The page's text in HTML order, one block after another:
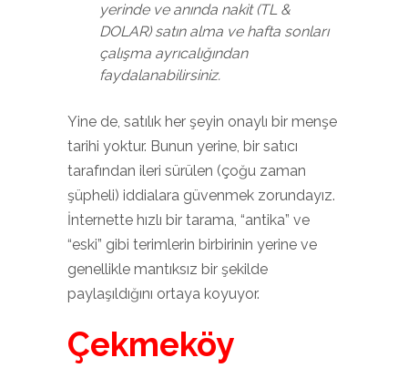
yerinde ve anında nakit (TL &
DOLAR) satın alma ve hafta sonları
çalışma ayrıcalığından
faydalanabilirsiniz.
Yine de, satılık her şeyin onaylı bir menşe
tarihi yoktur. Bunun yerine, bir satıcı
tarafından ileri sürülen (çoğu zaman
şüpheli) iddialara güvenmek zorundayız.
İnternette hızlı bir tarama, “antika” ve
“eski” gibi terimlerin birbirinin yerine ve
genellikle mantıksız bir şekilde
paylaşıldığını ortaya koyuyor.
Çekmeköy